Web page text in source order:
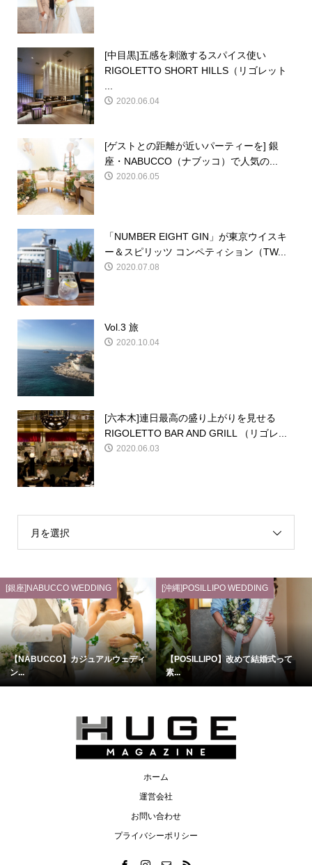
[中目黒]五感を刺激するスパイス使い
RIGOLETTO SHORT HILLS（リゴレット
2020.06.04
[ゲストとの距離が近いパーティーを] 銀
座・NABUCCO（ナブッコ）で人気の...
2020.06.05
「NUMBER EIGHT GIN」が東京ウイスキ
ー＆スピリッツ コンペティション（TW...
2020.07.08
Vol.3 旅
2020.10.04
[六本木]連日最高の盛り上がりを見せる
RIGOLETTO BAR AND GRILL （リゴレ...
2020.06.03
月を選択
[銀座]NABUCCO WEDDING
【NABUCCO】カジュアルウェディ
ン...
[沖縄]POSILLIPO WEDDING
【POSILLIPO】改めて結婚式って
素...
ホーム
運営会社
お問い合わせ
プライバシーポリシー